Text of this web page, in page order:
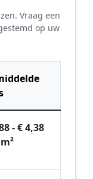
Vraag een
op uw
- € 4,38